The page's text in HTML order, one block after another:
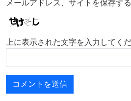
メールアドレス、サイトを保存する
上に表示された文字を入力してくだ